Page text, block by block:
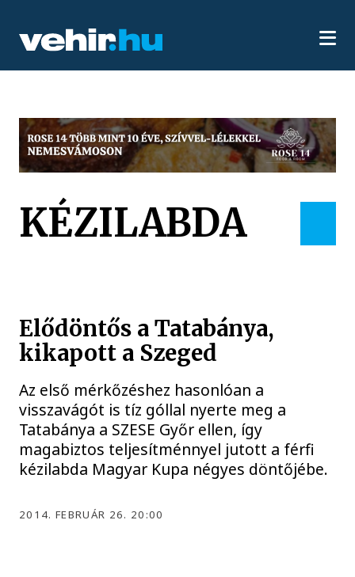
KÉZILABDA
Elődöntős a Tatabánya,
kikapott a Szeged
Az első mérkőzéshez hasonlóan a
visszavágót is tíz góllal nyerte meg a
Tatabánya a SZESE Győr ellen, így
magabiztos teljesítménnyel jutott a férfi
kézilabda Magyar Kupa négyes döntőjébe.
2014. FEBRUÁR 26. 20:00